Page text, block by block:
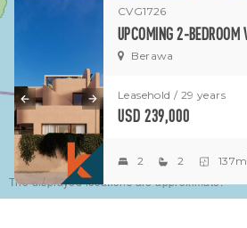
The displayed locations are approximate.
CVG1726
Berawa
Leasehold / 29 years
USD 239,000
2 2 137m